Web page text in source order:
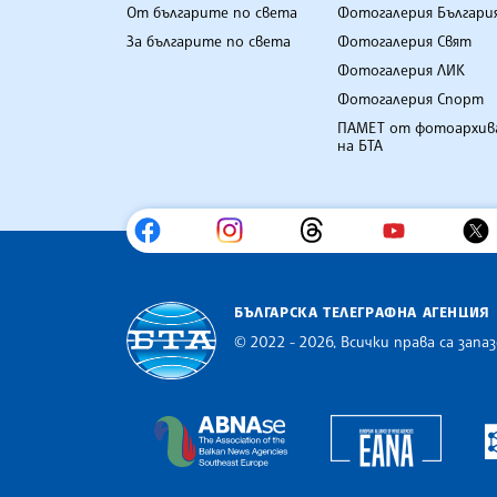
От българите по света
За българите по света
Фотогалерия
Фотогалерия Свят
Фотогалерия ЛИК
Фотогалерия Спорт
ПАМЕТ от
на БТА
БЪЛГАРСКА ТЕЛЕГРАФНА АГЕНЦИЯ
© 2022 - 2026, Всички права са
The Assocoation of the